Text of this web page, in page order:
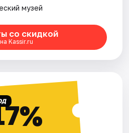
музей
со скидкой
на Kassir.ru